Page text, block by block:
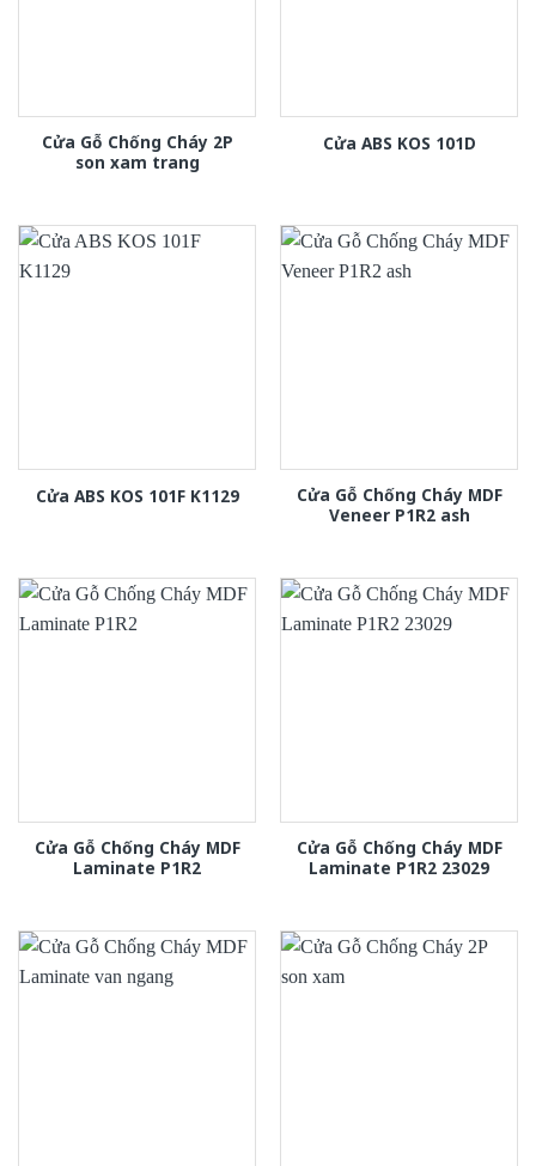
Cửa Gỗ Chống Cháy 2P
son xam trang
Cửa ABS KOS 101D
Cửa ABS KOS 101F K1129
Cửa Gỗ Chống Cháy MDF
Veneer P1R2 ash
Cửa Gỗ Chống Cháy MDF
Laminate P1R2
Cửa Gỗ Chống Cháy MDF
Laminate P1R2 23029